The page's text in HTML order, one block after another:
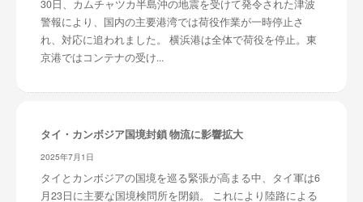
30日、カムチャツカ半島沖の地震を受けて発令された津波
警報により、国内の主要港湾では荷役作業が一時停止さ
れ、対応に追われました。 横浜港は全体で荷役を停止。東
京港ではコンテナの受け...
タイ・カンボジア国境封鎖 物流に影響拡大
2025年7月1日
タイとカンボジアの国境を巡る緊張が高まる中、タイ軍は6
月23日に主要な国境検問所を閉鎖。 これにより陸路による